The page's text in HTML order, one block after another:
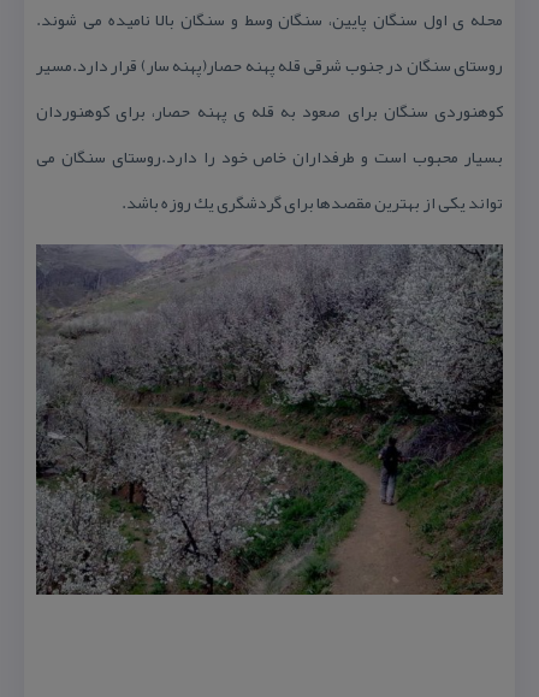
محله ی اول سنگان پایین، سنگان وسط و سنگان بالا نامیده می شوند.
روستای سنگان در جنوب شرقی قله پهنه حصار(پهنه سار) قرار دارد.مسیر
كوهنوردی سنگان برای صعود به قله ی پهنه حصار، برای كوهنوردان
بسیار محبوب است و طرفداران خاص خود را دارد.روستای سنگان می
تواند یكی از بهترین مقصدها برای گردشگری یك روزه باشد.